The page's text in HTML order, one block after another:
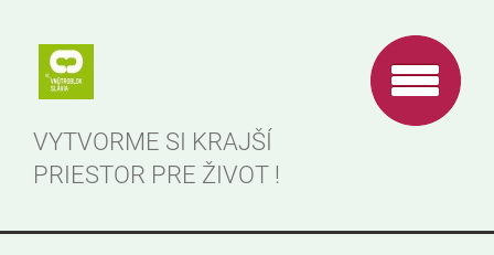
VYTVORME SI KRAJŠÍ
PRIESTOR PRE ŽIVOT !